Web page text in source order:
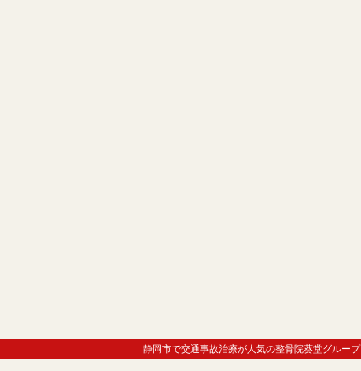
静岡市で交通事故治療が人気の整骨院葵堂グループ